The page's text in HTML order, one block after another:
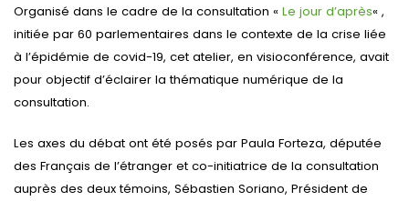
Organisé dans le cadre de la consultation « Le jour d’après« ,
initiée par 60 parlementaires dans le contexte de la crise liée
à l’épidémie de covid-19, cet atelier, en visioconférence, avait
pour objectif d’éclairer la thématique numérique de la
consultation.
Les axes du débat ont été posés par Paula Forteza, députée
des Français de l’étranger et co-initiatrice de la consultation
auprès des deux témoins, Sébastien Soriano, Président de